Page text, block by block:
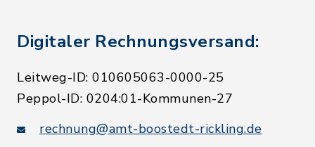
Digitaler Rechnungsversand:
Leitweg-ID: 010605063-0000-25
Peppol-ID: 0204:01-Kommunen-27
rechnung@amt-boostedt-rickling.de